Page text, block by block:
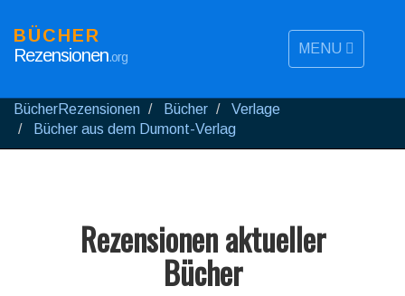
MENU
BÜCHER
Rezensionen.org
BücherRezensionen Bücher
Verlage
Bücher aus dem Dumont-Verlag
Rezensionen aktueller
Bücher